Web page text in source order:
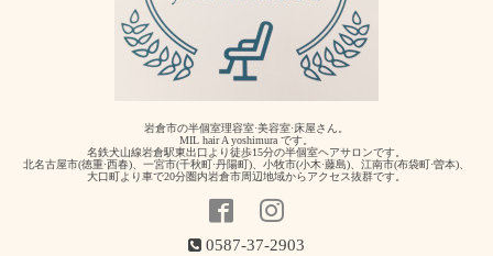
岩倉市の半個室理容室·美容室·床屋さん。
MIL hair A yoshimura です。
名鉄犬山線岩倉駅東出口より徒歩15分の半個室ヘアサロンです。
北名古屋市(徳重·西春)、一宮市(千秋町·丹陽町)、小牧市(小木·藤島)、江南市(布袋町·曽本)、
大口町より車で20分圏内岩倉市周辺地域からアクセス抜群です。
0587-37-2903